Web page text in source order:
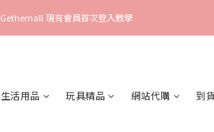
Gethemall 現有會員首次登入教學
生活用品 玩具精品 網站代購 到